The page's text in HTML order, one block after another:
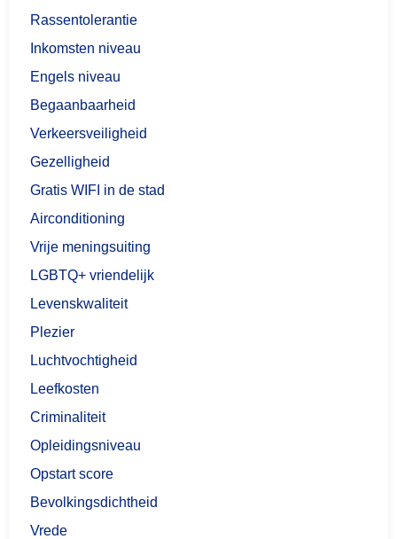
Rassentolerantie
Inkomsten niveau
Engels niveau
Begaanbaarheid
Verkeersveiligheid
Gezelligheid
Gratis WIFI in de stad
Airconditioning
Vrije meningsuiting
LGBTQ+ vriendelijk
Levenskwaliteit
Plezier
Luchtvochtigheid
Leefkosten
Criminaliteit
Opleidingsniveau
Opstart score
Bevolkingsdichtheid
Vrede